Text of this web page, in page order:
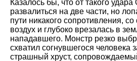
Казалось бы, что от такого
развалиться на две части, но
пути никакого сопротивления,
воздух и глубоко врезалась в
нападавшего. Монстр резко
схватил согнувшегося человека
страшный хруст,